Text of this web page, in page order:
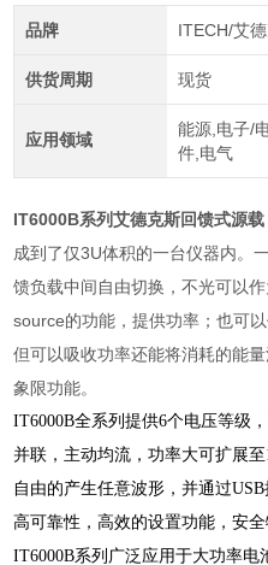
品牌 ITECH/艾
供货周期 现货
应用领域
能源,电子/
件,电气
IT6000B系列艾德克斯回馈式源
成到了仅3U体积的一台仪器内。
馈负载中间自由切换，不光可以
source的功能，提供功率；也可
但可以吸收功率还能将消耗的能
象限功能。
IT6000B全系列提供6个电压等级
并联，主动均流，功率大可扩展
自由的产生任意波形，并通过
高可靠性，高效的设置功能，安全
IT6000B系列广泛应用于大功率电